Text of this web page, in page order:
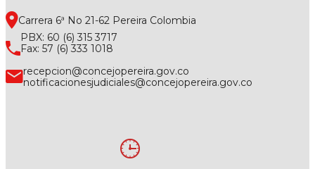
Carrera 6ª No 21-62 Pereira Colombia
PBX: 60 (6) 315 3717
Fax: 57 (6) 333 1018
recepcion@concejopereira.gov.co
notificacionesjudiciales@concejopereira.gov.co